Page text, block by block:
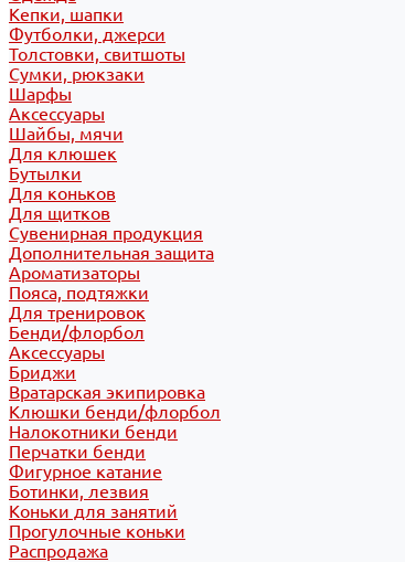
Кепки, шапки
Футболки, джерси
Толстовки, свитшоты
Сумки, рюкзаки
Шарфы
Аксессуары
Шайбы, мячи
Для клюшек
Бутылки
Для коньков
Для щитков
Сувенирная продукция
Дополнительная защита
Ароматизаторы
Пояса, подтяжки
Для тренировок
Бенди/флорбол
Аксессуары
Бриджи
Вратарская экипировка
Клюшки бенди/флорбол
Налокотники бенди
Перчатки бенди
Фигурное катание
Ботинки, лезвия
Коньки для занятий
Прогулочные коньки
Распродажа